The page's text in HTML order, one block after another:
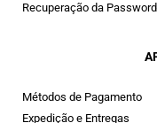
Recuperação da Password
Métodos de Pagamento
Expedição e Entregas